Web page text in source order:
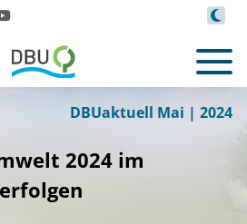
DBUaktuell Mai | 2024
2024 im